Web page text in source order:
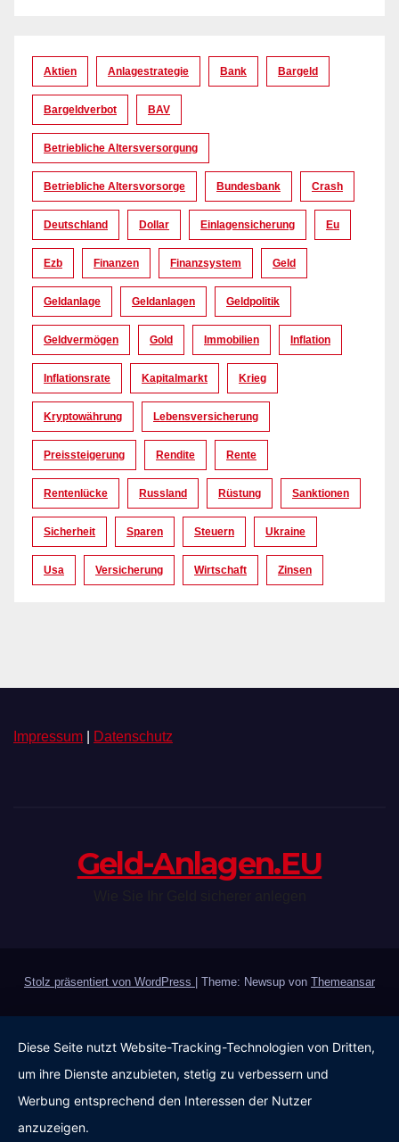
Aktien Anlagestrategie Bank Bargeld
Bargeldverbot BAV
Betriebliche Altersversorgung
Betriebliche Altersvorsorge Bundesbank Crash
Deutschland Dollar Einlagensicherung Eu
Ezb Finanzen Finanzsystem Geld
Geldanlage Geldanlagen Geldpolitik
Geldvermögen Gold Immobilien Inflation
Inflationsrate Kapitalmarkt Krieg
Kryptowährung Lebensversicherung
Preissteigerung Rendite Rente
Rentenlücke Russland Rüstung Sanktionen
Sicherheit Sparen Steuern Ukraine
Usa Versicherung Wirtschaft Zinsen
Impressum Datenschutz
Geld-Anlagen.EU
Stolz präsentiert von WordPress | Theme: Newsup von Themeansar
Diese Seite nutzt Website-Tracking-Technologien von Dritten,
um ihre Dienste anzubieten, stetig zu verbessern und
Werbung entsprechend den Interessen der Nutzer
anzuzeigen.